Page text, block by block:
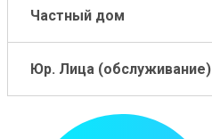
Частный дом
Юр. Лица (обслуживание)